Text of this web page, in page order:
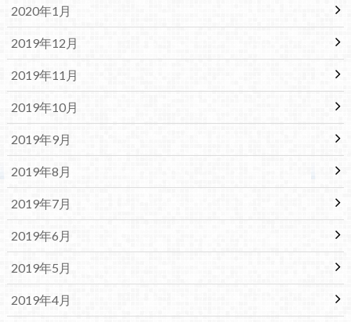
2020年1月
2019年12月
2019年11月
2019年10月
2019年9月
2019年8月
2019年7月
2019年6月
2019年5月
2019年4月